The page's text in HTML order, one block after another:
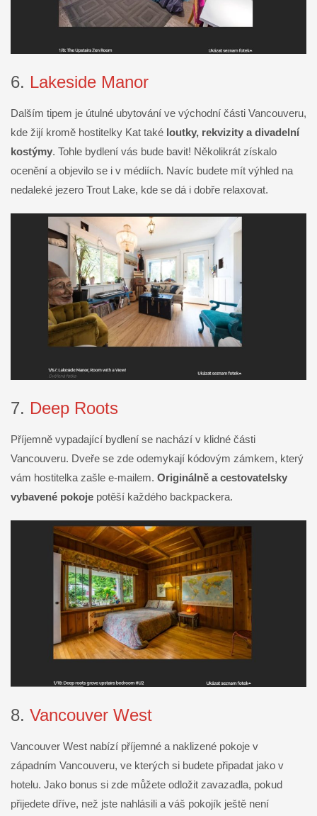
6. Lakeside Manor
Dalším tipem je útulné ubytování ve východní části Vancouveru,
kde žijí kromě hostitelky Kat také loutky, rekvizity a divadelní
kostýmy. Tohle bydlení vás bude bavit! Několikrát získalo
ocenění a objevilo se i v médiích. Navíc budete mít výhled na
nedaleké jezero Trout Lake, kde se dá i dobře relaxovat.
7. Deep Roots
Příjemně vypadající bydlení se nachází v klidné části
Vancouveru. Dveře se zde odemykají kódovým zámkem, který
vám hostitelka zašle e-mailem. Originálně a cestovatelsky
vybavené pokoje potěší každého backpackera.
8. Vancouver West
Vancouver West nabízí příjemné a naklizené pokoje v
západním Vancouveru, ve kterých si budete připadat jako v
hotelu. Jako bonus si zde můžete odložit zavazadla, pokud
přijedete dříve, než jste nahlásili a váš pokojík ještě není